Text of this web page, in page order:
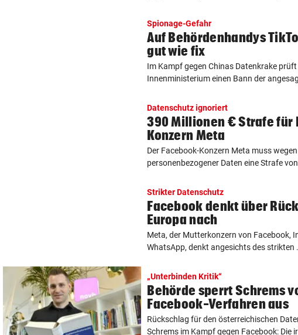
Spionage-Gefahr
Auf Behördenhandys
gut wie fix
Im Kampf gegen Chinas Datenkrake
Innenministerium einen Bann der
Datenschutz ignoriert
390 Millionen € Strafe für
Konzern Meta
Der Facebook-Konzern Meta muss
personenbezogener Daten eine Strafe
Strikter Datenschutz
Facebook denkt über
Europa nach
Meta, der Mutterkonzern von Facebook,
WhatsApp, denkt angesichts des strikten
„Unterbinden Kritik“
Behörde sperrt Schrems
Facebook-Verfahren aus
Rückschlag für den österreichischen
Schrems im Kampf gegen Facebook: Die